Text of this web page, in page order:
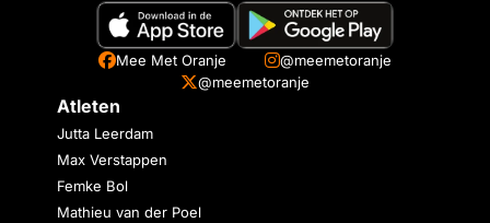
Mee Met Oranje
@meemetoranje
@meemetoranje
Atleten
Jutta Leerdam
Max Verstappen
Femke Bol
Mathieu van der Poel